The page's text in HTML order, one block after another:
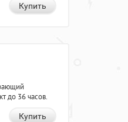
Купить
до 36 часов.
Купить